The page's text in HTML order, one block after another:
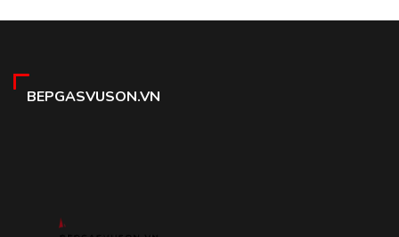
BEPGASVUSON.VN